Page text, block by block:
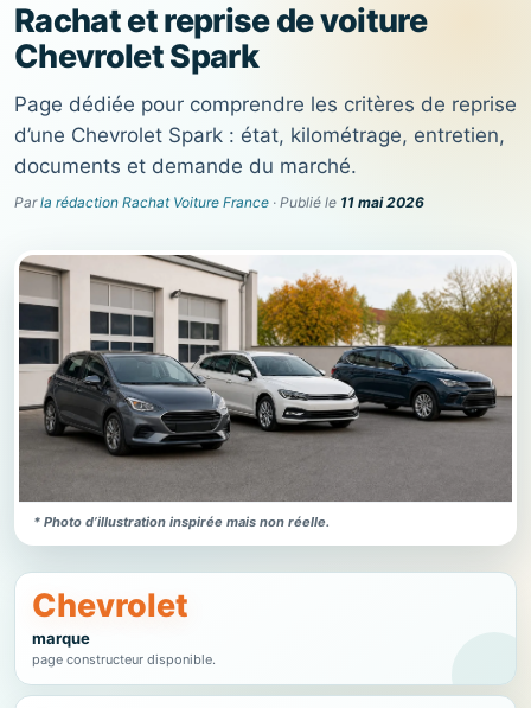
Rachat et reprise de voiture
Chevrolet Spark
Page dédiée pour comprendre les critères de reprise
d’une Chevrolet Spark : état, kilométrage, entretien,
documents et demande du marché.
Parla rédaction Rachat Voiture France · Publié le 11 mai 2026
* Photo d’illustration inspirée mais non réelle.
Chevrolet
marque
page constructeur disponible.